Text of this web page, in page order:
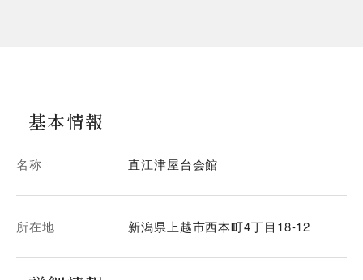
基本情報
名称 直江津屋台会館
所在地 新潟県上越市西本町4丁目18-12